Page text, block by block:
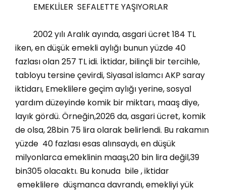
EMEKLİLER SEFALETTE YAŞIYORLAR
2002 yılı Aralık ayında, asgari ücret 184 TL
iken, en düşük emekli aylığı bunun yüzde 40
fazlası olan 257 TL idi. İktidar, bilinçli bir tercihle,
tabloyu tersine çevirdi, Siyasal islamcı AKP saray
iktidarı, Emeklilere geçim aylığı yerine, sosyal
yardım düzeyinde komik bir miktarı, maaş diye,
layık gördü. Örneğin,2026 da, asgari ücret, komik
de olsa, 28bin 75 lira olarak belirlendi. Bu rakamın
yüzde 40 fazlası esas alınsaydı, en düşük
milyonlarca emeklinin maaşı,20 bin lira değil,39
bin305 olacaktı. Bu konuda bile , iktidar
emeklilere düşmanca davrandı, emekliyi yük